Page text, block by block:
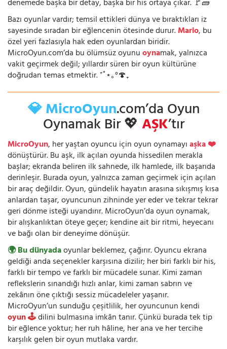
denemede başka bir detay, başka bir his ortaya çıkar. 🚩🧱
Bazı oyunlar vardır; temsil ettikleri dünya ve bıraktıkları iz
sayesinde sıradan bir eğlencenin ötesinde durur.Mario, bu
özel yeri fazlasıyla hak eden oyunlardan biridir.
MicroOyun.com’da bu ölümsüz oyunuoynamak, yalnızca
vakit geçirmek değil; yıllardır süren bir oyun kültürüne
doğrudan temas etmektir. ⁺˚⋆｡°🍄₊
💎 MicroOyun.com’da Oyun
Oynamak Bir 💖AŞK’tır
MicroOyun, her yaştan oyuncu için oyun oynamayıaşka ❤️
dönüştürür. Bu aşk, ilk açılan oyunda hissedilen merakla
başlar; ekranda beliren ilk sahnede, ilk hamlede, ilk başarıda
derinleşir. Burada oyun, yalnızca zaman geçirmek için açılan
bir araç değildir. Oyun, gündelik hayatın arasına sıkışmış kısa
anlardan taşar, oyuncunun zihninde yer eder ve tekrar tekrar
geri dönme isteği uyandırır. MicroOyun’da oyun oynamak,
bir alışkanlıktan öteye geçer; kendine ait bir ritmi, heyecanı
ve bağı olan bir deneyime dönüşür.
🌍 Bu dünyadaoyunlar beklemez, çağırır. Oyuncu ekrana
geldiği anda seçenekler karşısına dizilir; her biri farklı bir his,
farklı bir tempo ve farklı bir mücadele sunar. Kimi zaman
reflekslerin sınandığı hızlı anlar, kimi zaman sabrın ve
zekânın öne çıktığı sessiz mücadeleler yaşanır.
MicroOyun’un sunduğu çeşitlilik, her oyuncunun kendi
oyun 🕹️dilini bulmasına imkân tanır. Çünkü burada tek tip
bir eğlence yoktur; her ruh hâline, her ana ve her tercihe
karşılık gelen bir oyun mutlaka vardır.